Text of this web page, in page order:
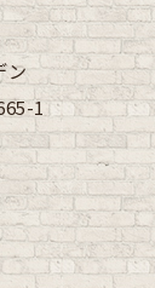
ン
1